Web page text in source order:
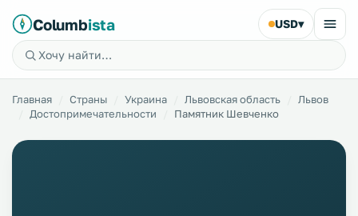
Columbista USD▾
Главная Страны Украина Львовская область
Львов
Достопримечательности
Памятник Шевченко